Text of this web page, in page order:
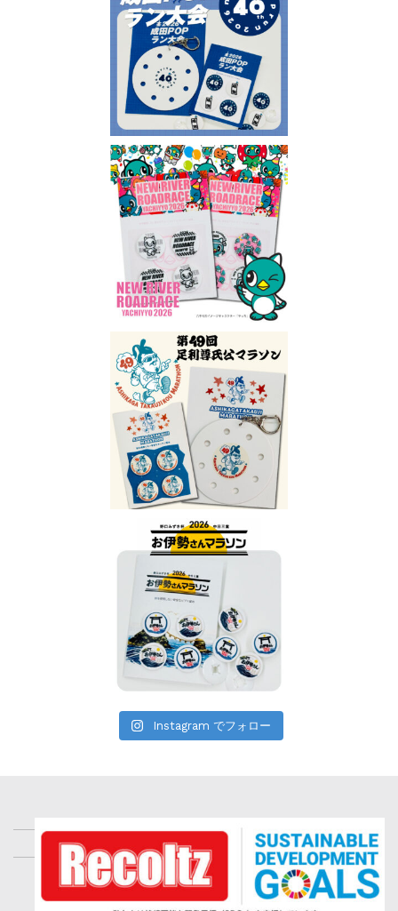
Instagram でフォロー